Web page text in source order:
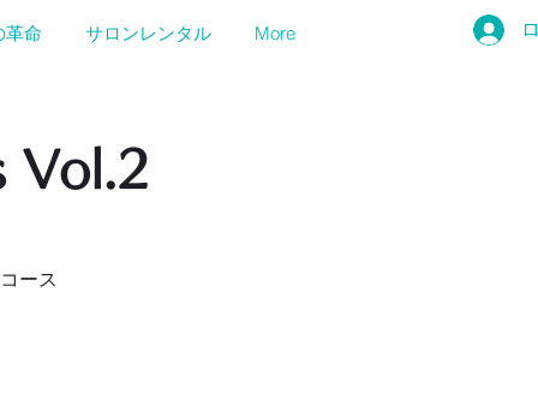
革命 サロンレンタル More
Vol.2
ース